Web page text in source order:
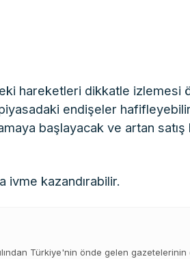
hareketleri dikkatle izlemesi
endişeler
başlayacak ve artan satış
ivme kazandırabilir.
Türkiye'nin önde gelen